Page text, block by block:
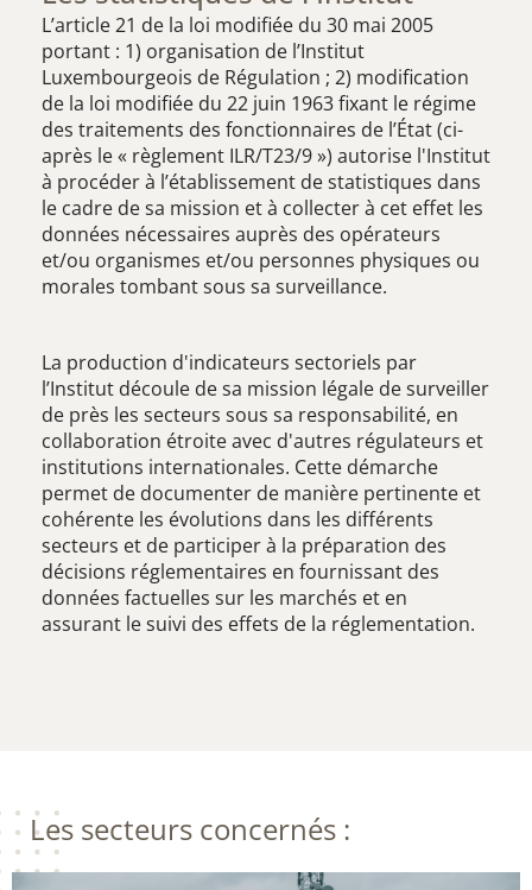
L’article 21 de la loi modifiée du 30 mai 2005
portant : 1) organisation de l’Institut
Luxembourgeois de Régulation ; 2) modification
de la loi modifiée du 22 juin 1963 fixant le régime
des traitements des fonctionnaires de l’État (ci-
après le « règlement ILR/T23/9 ») autorise l'Institut
à procéder à l’établissement de statistiques dans
le cadre de sa mission et à collecter à cet effet les
données nécessaires auprès des opérateurs
et/ou organismes et/ou personnes physiques ou
morales tombant sous sa surveillance.
La production d'indicateurs sectoriels par
l’Institut découle de sa mission légale de surveiller
de près les secteurs sous sa responsabilité, en
collaboration étroite avec d'autres régulateurs et
institutions internationales. Cette démarche
permet de documenter de manière pertinente et
cohérente les évolutions dans les différents
secteurs et de participer à la préparation des
décisions réglementaires en fournissant des
données factuelles sur les marchés et en
assurant le suivi des effets de la réglementation.
Les secteurs concernés :